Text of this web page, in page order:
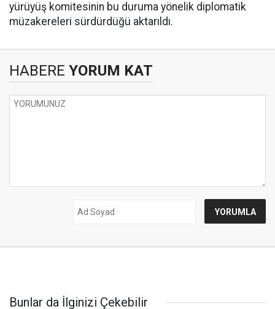
yürüyüş komitesinin bu duruma yönelik diplomatik
müzakereleri sürdürdüğü aktarıldı.
HABERE YORUM KAT
Bunlar da İlginizi Çekebilir